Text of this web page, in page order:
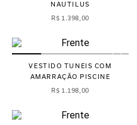
NAUTILUS
R$ 1 398 00
VESTIDO TUNEIS COM
AMARRAÇÃO PISCINE
R$ 1 198 00